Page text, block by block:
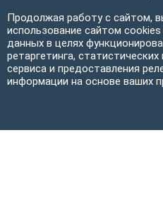
Продолжая работу с сайтом,
использование сайтом
данных в целях
ретаргетинга,
сервиса и предоставления
информации на основе ваших